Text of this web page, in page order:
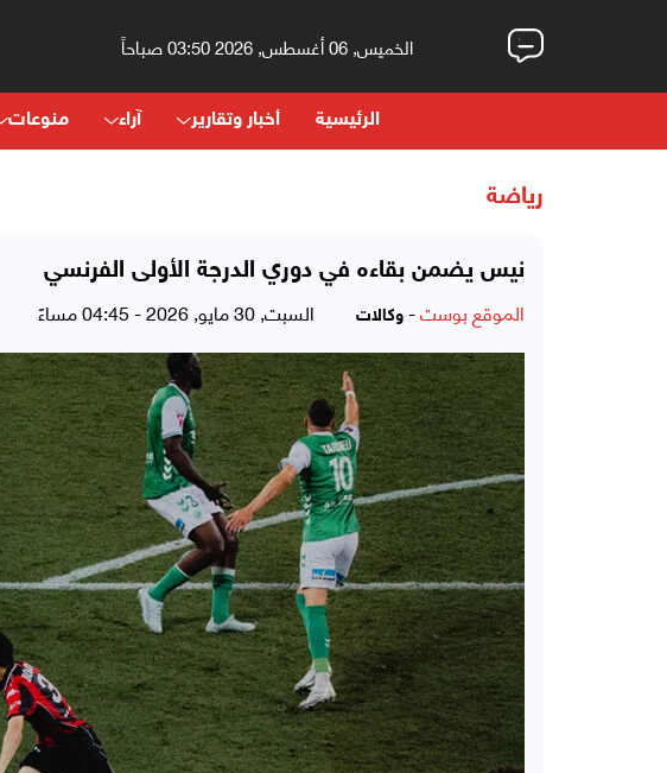
الخميس, 06 أغسطس, 2026 03:50 صباحاً
الرئيسية أخبار وتقارير آراء منوعات
رياضة
نيس يضمن بقاءه في دوري الدرجة الأولى الفرنسي
الموقع بوست- وكالات السبت, 30 مايو, 2026 - 04:45 مساءً